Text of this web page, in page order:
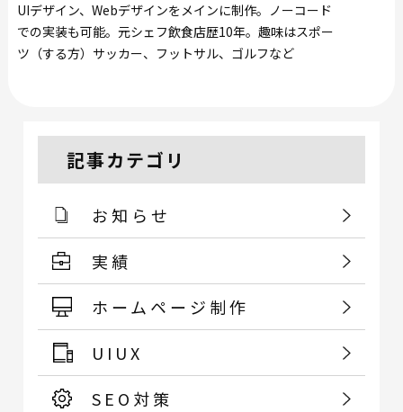
UIデザイン、Webデザインをメインに制作。ノーコード
での実装も可能。元シェフ飲食店歴10年。趣味はスポー
ツ（する方）サッカー、フットサル、ゴルフなど
記事カテゴリ
お知らせ
実績
ホームページ制作
UIUX
SEO対策